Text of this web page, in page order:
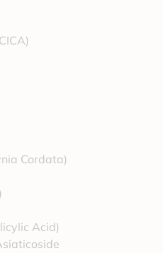
Cordata)
Acid)